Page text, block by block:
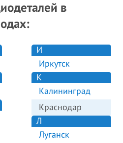
в
И
Иркутск
К
Калининград
Краснодар
Л
Луганск